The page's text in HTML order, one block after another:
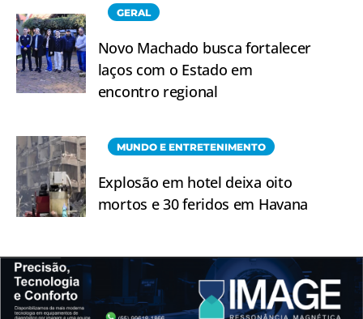
GERAL
Novo Machado busca fortalecer
laços com o Estado em
encontro regional
MUNDO E ENTRETENIMENTO
Explosão em hotel deixa oito
mortos e 30 feridos em Havana